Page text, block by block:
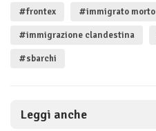
#frontex #immigrato morto
#immigrazione clandestina
#sbarchi
Leggi anche